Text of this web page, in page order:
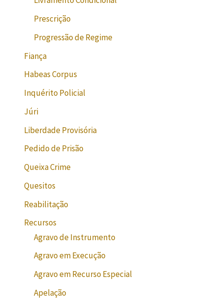
Prescrição
Progressão de Regime
Fiança
Habeas Corpus
Inquérito Policial
Júri
Liberdade Provisória
Pedido de Prisão
Queixa Crime
Quesitos
Reabilitação
Recursos
Agravo de Instrumento
Agravo em Execução
Agravo em Recurso Especial
Apelação